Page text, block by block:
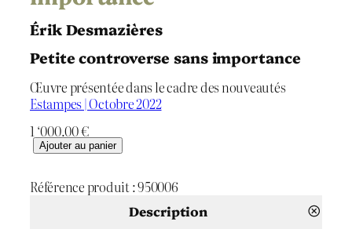
Érik Desmazières
Petite controverse sans importance
Œuvre présentée dans le cadre des nouveautés
Estampes | Octobre 2022
1 ‘000.00€
q
n
Ajouter au panier
Référence produit :950006
Description